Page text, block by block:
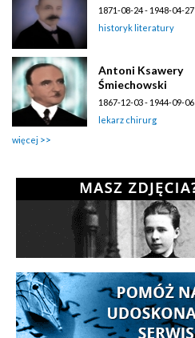
1871-08-24 - 1948-04-27
historyk literatury
Antoni Ksawery
Śmiechowski
1867-12-03 - 1944-09-06
lekarz chirurg
więcej